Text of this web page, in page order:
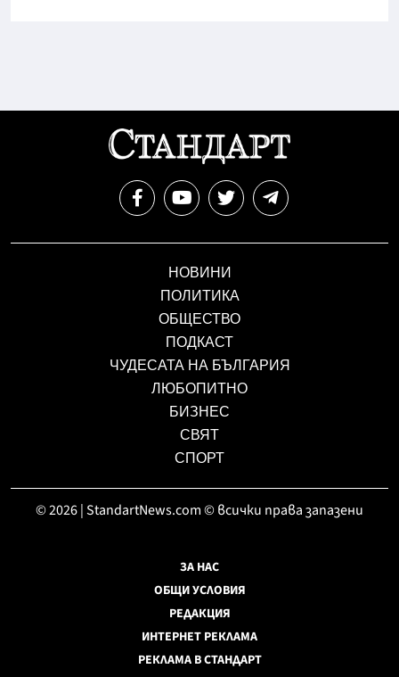
НОВИНИ
ПОЛИТИКА
ОБЩЕСТВО
ПОДКАСТ
ЧУДЕСАТА НА БЪЛГАРИЯ
ЛЮБОПИТНО
БИЗНЕС
СВЯТ
СПОРТ
© 2026 | StandartNews.com © всички права запазени
ЗА НАС
ОБЩИ УСЛОВИЯ
РЕДАКЦИЯ
ИНТЕРНЕТ РЕКЛАМА
РЕКЛАМА В СТАНДАРТ